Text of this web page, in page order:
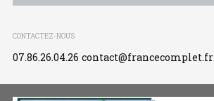
CONTACTEZ-NOUS
07.86.26.04.26 contact@francecomplet.fr